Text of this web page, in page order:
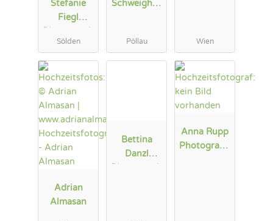
Stefanie
Fiegl
y&Arts
Sölden
Schweighof
tograf
Pöllau Wien
Adrian
Almasan
Bettina
Danzl
Anna Rupp
Photograph